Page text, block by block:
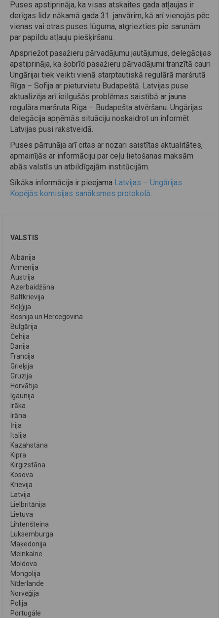
Puses apstiprināja, ka visas atskaites gada atļaujas ir
derīgas līdz nākamā gada 31. janvārim, kā arī vienojās pēc
vienas vai otras puses lūguma, atgriezties pie sarunām
par papildu atļauju piešķiršanu.
Apspriežot pasažieru pārvadājumu jautājumus, delegācijas
apstiprināja, ka šobrīd pasažieru pārvadājumi tranzītā cauri
Ungārijai tiek veikti vienā starptautiskā regulārā maršrutā
Rīga – Sofija ar pieturvietu Budapeštā. Latvijas puse
aktualizēja arī ieilgušās problēmas saistībā ar jauna
regulāra maršruta Rīga – Budapešta atvēršanu. Ungārijas
delegācija apņēmās situāciju noskaidrot un informēt
Latvijas pusi rakstveidā.
Puses pārrunāja arī citas ar nozari saistītas aktualitātes,
apmainījās ar informāciju par ceļu lietošanas maksām
abās valstīs un atbildīgajām institūcijām.
Sīkāka informācija ir pieejama Latvijas – Ungārijas
Kopējās komisijas sanāksmes protokolā.
VALSTIS
Albānija
Armēnija
Austrija
Azerbaidžāna
Baltkrievija
Beļģija
Bosnija un Hercegovina
Bulgārija
Čehija
Dānija
Francija
Grieķija
Gruzija
Horvātija
Igaunija
Irāka
Irāna
Īrija
Itālija
Kazahstāna
Kipra
Kirgizstāna
Kosova
Krievija
Latvija
Lielbritānija
Lietuva
Lihtenšteina
Luksemburga
Maķedonija
Melnkalne
Moldova
Mongolija
Nīderlande
Norvēģija
Polija
Portugāle